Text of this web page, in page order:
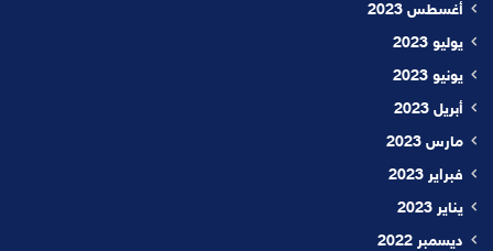
أغسطس 2023
يوليو 2023
يونيو 2023
أبريل 2023
مارس 2023
فبراير 2023
يناير 2023
ديسمبر 2022